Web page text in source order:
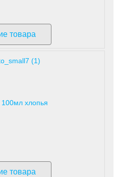
товара
хлопья
товара